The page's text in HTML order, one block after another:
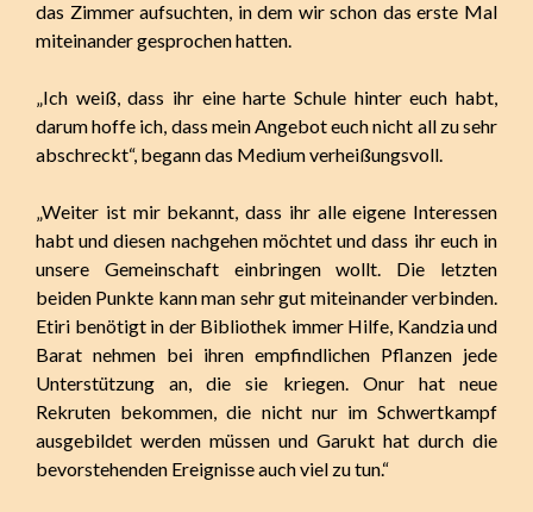
das Zimmer aufsuchten, in dem wir schon das erste Mal
miteinander gesprochen hatten.
„Ich weiß, dass ihr eine harte Schule hinter euch habt,
darum hoffe ich, dass mein Angebot euch nicht all zu sehr
abschreckt“, begann das Medium verheißungsvoll.
„Weiter ist mir bekannt, dass ihr alle eigene Interessen
habt und diesen nachgehen möchtet und dass ihr euch in
unsere Gemeinschaft einbringen wollt. Die letzten
beiden Punkte kann man sehr gut miteinander verbinden.
Etiri benötigt in der Bibliothek immer Hilfe, Kandzia und
Barat nehmen bei ihren empfindlichen Pflanzen jede
Unterstützung an, die sie kriegen. Onur hat neue
Rekruten bekommen, die nicht nur im Schwertkampf
ausgebildet werden müssen und Garukt hat durch die
bevorstehenden Ereignisse auch viel zu tun.“